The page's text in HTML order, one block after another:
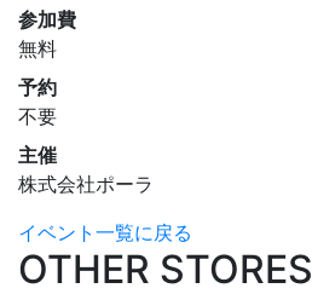
参加費
無料
予約
不要
主催
株式会社ポーラ
イベント一覧に戻る
OTHER STORES